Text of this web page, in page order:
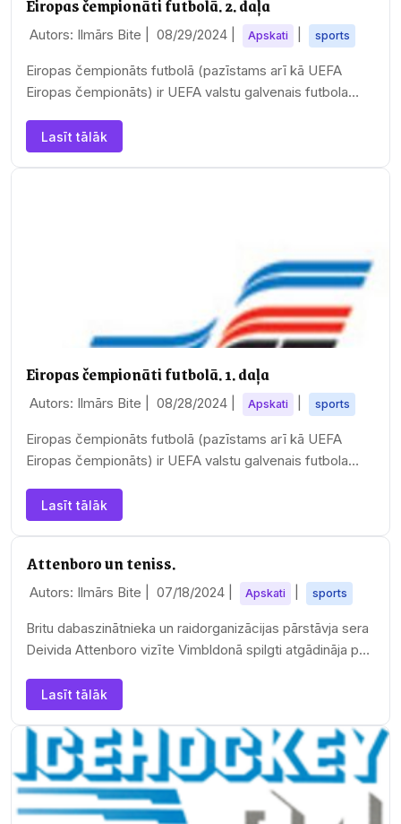
Eiropas čempionāti futbolā. 2. daļa
Autors: Ilmārs Bite | 08/29/2024 Apskati sports
Eiropas čempionāts futbolā (pazīstams arī kā UEFA
Eiropas čempionāts) ir UEFA valstu galvenais futbola
Lasīt tālāk
Eiropas čempionāti futbolā. 1. daļa
Autors: Ilmārs Bite | 08/28/2024 Apskati sports
Eiropas čempionāts futbolā (pazīstams arī kā UEFA
Eiropas čempionāts) ir UEFA valstu galvenais futbola
Lasīt tālāk
Attenboro un teniss.
Autors: Ilmārs Bite | 07/18/2024 Apskati sports
Britu dabaszinātnieka un raidorganizācijas pārstāvja sera
Deivida Attenboro vizīte Vimbldonā spilgti atgādināja par
Lasīt tālāk